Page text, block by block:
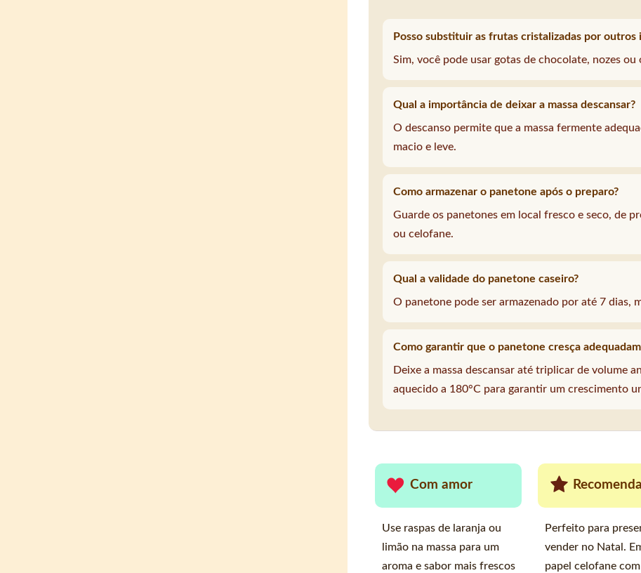
Posso substituir as frutas cristalizadas por outros
Sim, você pode usar gotas de chocolate, nozes
Qual a importância de deixar a massa descansar?
O descanso permite que a massa fermente
macio e leve.
Como armazenar o panetone após o preparo?
Guarde os panetones em local fresco e seco, de
ou celofane.
Qual a validade do panetone caseiro?
O panetone pode ser armazenado por até 7 dias,
Como garantir que o panetone cresça
Deixe a massa descansar até triplicar de volume
aquecido a 180°C para garantir um crescimento
Com amor
Use raspas de laranja ou
limão na massa para um
aroma e sabor mais frescos
Perfeito para
vender no Natal.
papel celofane